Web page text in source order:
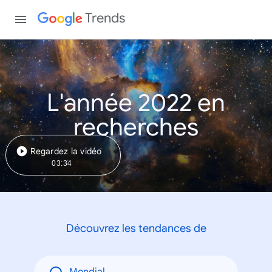
Trends
L'année 2022 en
recherches
Regardez la vidéo
03:34
Découvrez les tendances de